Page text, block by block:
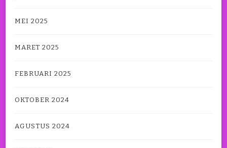
MEI 2025
MARET 2025
FEBRUARI 2025
OKTOBER 2024
AGUSTUS 2024